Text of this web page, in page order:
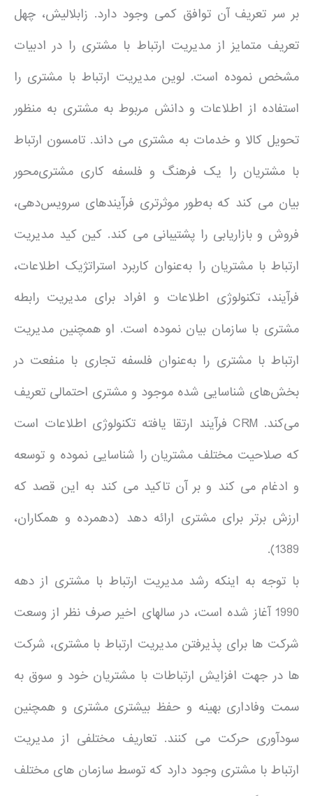
بر سر تعریف آن توافق کمی وجود دارد. زابلالیش، چهل
تعریف متمایز از مدیریت ارتباط با مشتری را در ادبیات
مشخص نموده است. لوین مدیریت ارتباط با مشتری را
استفاده از اطلاعات و دانش مربوط به مشتری به منظور
تحویل کالا و خدمات به مشتری می داند. تامسون ارتباط
با مشتریان را یک فرهنگ و فلسفه کاری مشتری‌محور
بیان می کند که به‌طور موثرتری فرآیندهای سرویس‌دهی،
فروش و بازاریابی را پشتیبانی می کند. کین کید مدیریت
ارتباط با مشتریان ‏را به‌عنوان کاربرد استراتژیک اطلاعات،
فرآیند، تکنولوژی اطلاعات و افراد برای مدیریت رابطه
مشتری با سازمان بیان نموده است. او همچنین مدیریت
ارتباط با مشتری را به‌عنوان فلسفه تجاری با منفعت در
بخش‌های شناسایی شده موجود و مشتری احتمالی تعریف
می‌کند. CRM فرآیند ارتقا یافته تکنولوژی اطلاعات است
که صلاحیت مختلف مشتریان را شناسایی نموده و توسعه
و ادغام می کند و بر آن تاکید می کند به این قصد که
ارزش برتر برای مشتری ارائه دهد (دهمرده و همکاران،
1389).
با توجه به اینکه رشد مدیریت ارتباط با مشتری از دهه
1990 آغاز شده است، در سالهای اخیر صرف نظر از وسعت
شرکت ها برای پذیرفتن مدیریت ارتباط با مشتری، شرکت
ها در جهت افزایش ارتباطات با مشتریان خود و سوق به
سمت وفاداری بهینه و حفظ بیشتری مشتری و همچنین
سودآوری حرکت می کنند. تعاریف مختلفی از مدیریت
ارتباط با مشتری وجود دارد که توسط سازمان های مختلف